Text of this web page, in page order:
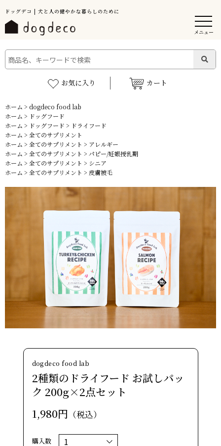
ドッグデコ | 犬と人の健やかな暮らしのために
メニュー
お気に入り カート
ホーム > dogdeco food lab
ホーム > ドッグフード
ホーム > ドッグフード > ドライフード
ホーム > 全てのサプリメント
ホーム > 全てのサプリメント > アレルギー
ホーム > 全てのサプリメント > パピー/妊娠授乳期
ホーム > 全てのサプリメント > シニア
ホーム > 全てのサプリメント > 皮膚被毛
dogdeco food lab
2種類のドライフード お試しパッ
ク 200g×2点セット
1,980円 （税込）
購入数